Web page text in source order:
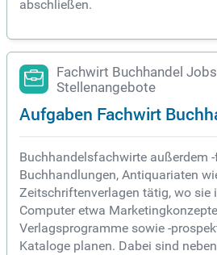
abschließen.
Fachwirt Buchhandel
Stellenangebote
Aufgaben Fachwirt
Buchhandelsfachwirte außerdem
Buchhandlungen, Antiquariaten
Zeitschriftenverlagen tätig, wo sie
Computer etwa
Verlagsprogramme sowie -
Kataloge planen. Dabei sind neben